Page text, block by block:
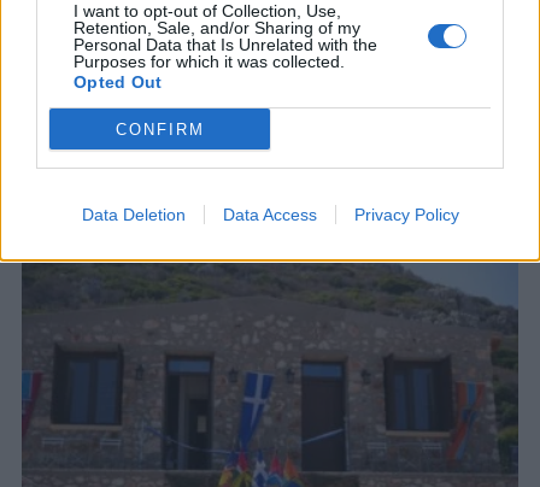
I want to opt-out of Collection, Use,
Retention, Sale, and/or Sharing of my
Personal Data that Is Unrelated with the
Purposes for which it was collected.
Opted Out
CONFIRM
Data Deletion Data Access Privacy Policy